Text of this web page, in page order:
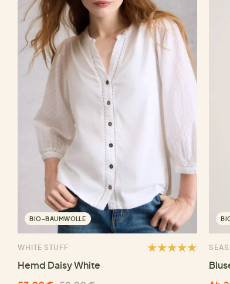
BIO-BAUMWOLLE
WHITE STUFF
Hemd Daisy White